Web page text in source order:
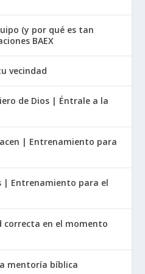
no solo me recibe a mí,
quien me envió».
debemos
de Jesus, tanto los
no contaban. Ellos no
la sociedad judía ni
Jesús está diciendo
de su parte lo recibe
que el que recibe
entre nosotros lo recibe
está diciendo a sus
a los que no
de último porque
los más importantes,
(y por qué es tan
BAEX
vecindad
de Dios | Éntrale a la
| Entrenamiento para
| Entrenamiento para el
correcta en el momento
mentoría bíblica